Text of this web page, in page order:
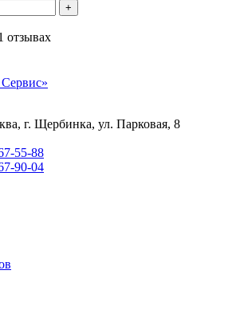
+
отзывах
г. Щербинка, ул. Парковая, 8
55-88
90-04